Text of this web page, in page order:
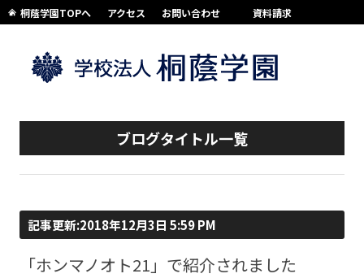
桐蔭学園TOPへ アクセス お問い合わせ 資料請求
ブログタイトル一覧
記事更新:2018年12月3日 5:59 PM
「ホンマノオト21」で紹介されました